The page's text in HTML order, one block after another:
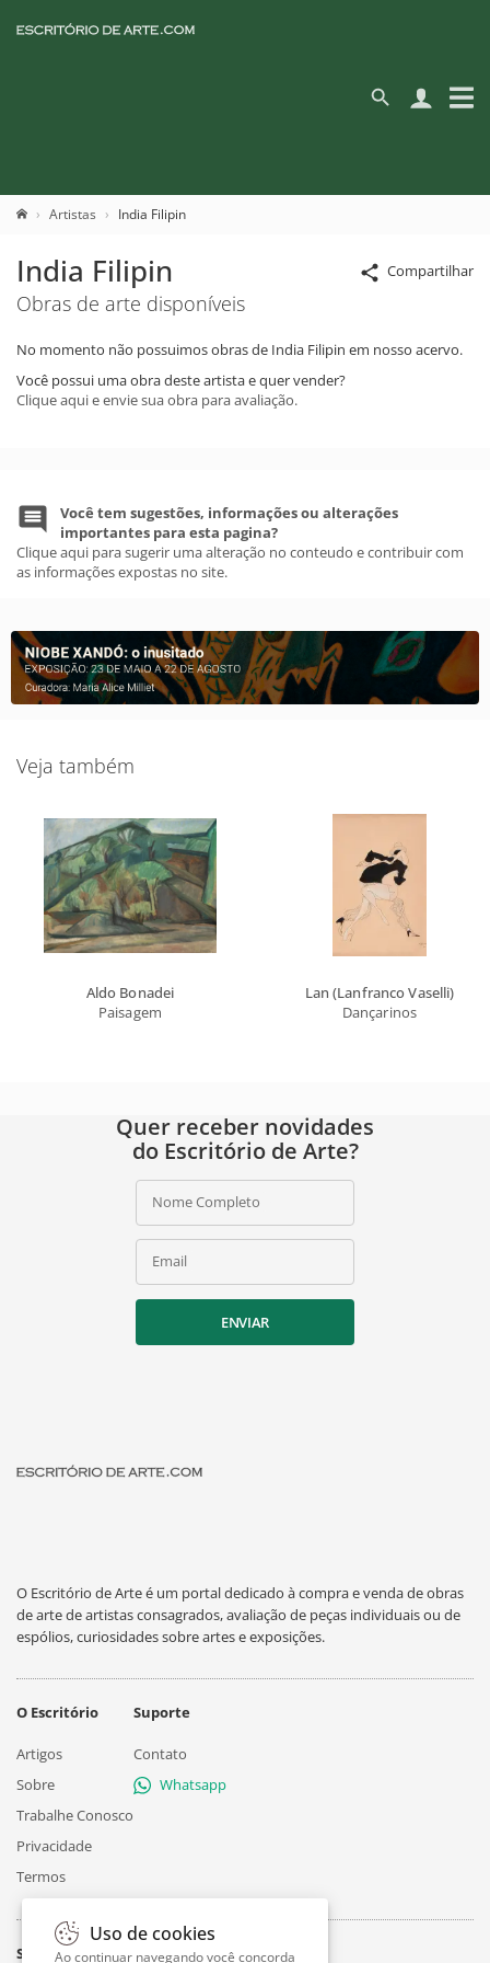
Artistas India Filipin
Compartilhar
India Filipin
Obras de arte disponíveis
No momento não possuimos obras de India Filipin em nosso acervo.
Você possui uma obra deste artista e quer vender?
Clique aqui e envie sua obra para avaliação.
Você tem sugestões, informações ou alterações
importantes para esta pagina?
Clique aqui para sugerir uma alteração no conteudo e contribuir com
as informações expostas no site.
Veja também
Aldo Bonadei
Paisagem
Lan (Lanfranco Vaselli)
Dançarinos
Quer receber novidades
do Escritório de Arte?
Nome Completo
Email
ENVIAR
O Escritório de Arte é um portal dedicado à compra e venda de obras
de arte de artistas consagrados, avaliação de peças individuais ou de
espólios, curiosidades sobre artes e exposições.
O Escritório
Artigos
Sobre
Trabalhe Conosco
Privacidade
Termos
Suporte
Contato
Whatsapp
Siga
Uso de cookies
Ao continuar navegando você concorda